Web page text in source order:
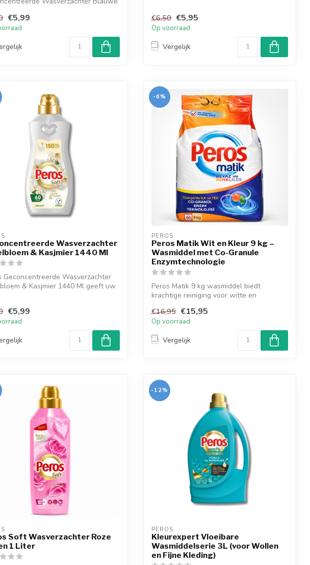
€5,99 €6,50 €5,95
Op voorraad
Vergelijk
Wasverzachter
& Kasjmier 1440 Ml
Geconcentreerde Wasverzachter
& Kasjmier 1440 Ml geeft uw
€5,99
-6%
PEROS
Peros Matik Wit en Kleur 9 kg –
Wasmiddel met Co-Granule
Enzymtechnologie
Peros Matik 9 kg wasmiddel biedt
krachtige reiniging voor witte en
€16,95 €15,95
Op voorraad
Vergelijk
Soft Wasverzachter Roze
1 Liter
-12%
PEROS
Kleurexpert Vloeibare
Wasmiddelserie 3L (voor Wollen
en Fijne Kleding)